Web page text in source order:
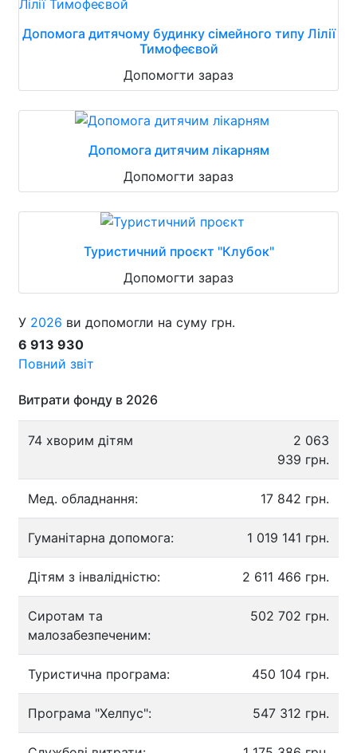
Допомога дитячому будинку сімейного типу Лілії
Тимофеєвой
Допомогти зараз
Допомога дитячим лікарням
Допомогти зараз
Туристичний проєкт "Клубок"
Допомогти зараз
У 2026 ви допомогли на суму грн.
6 913 930
Повний звіт
Витрати фонду в 2026
74 хворим дітям
2 063
939 грн.
Мед. обладнання: 17 842 грн.
Гуманітарна допомога: 1 019 141 грн.
Дітям з інвалідністю: 2 611 466 грн.
Сиротам та
малозабезпеченим:
502 702 грн.
Туристична програма: 450 104 грн.
Програма "Хелпус": 547 312 грн.